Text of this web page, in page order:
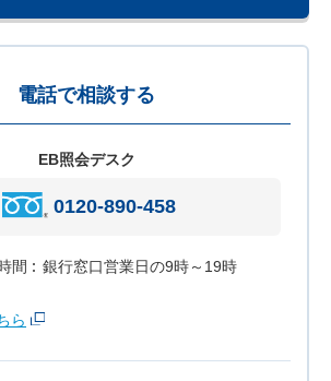
電話で相談する
EB照会デスク
0120-890-458
間 銀行窓口営業日の9時～19時
ら